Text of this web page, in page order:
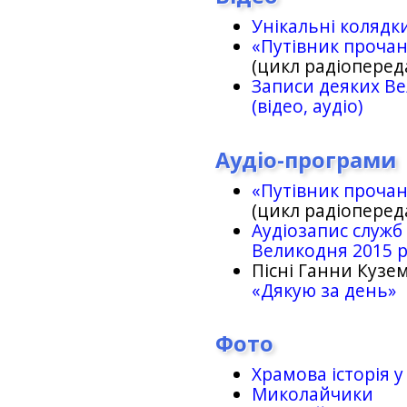
Унікальні
«Путівник
(цикл
Записи деяких
(відео, аудіо)
Аудіо-програми
«Путівник
(цикл
Аудіозапис
Великодня 2015
Пісні Ганни
«Дякую за день»
Фото
Храмова історія
Миколайчики